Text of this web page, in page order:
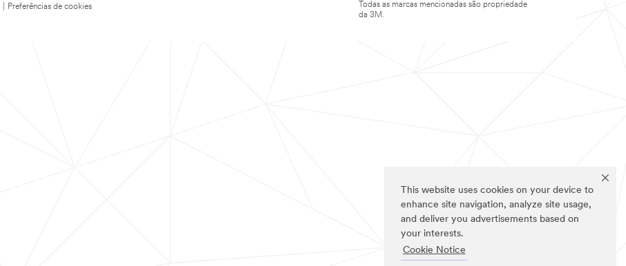
This website uses cookies on your device to
enhance site navigation, analyze site usage,
and deliver you advertisements based on
your interests.
Cookie Notice
Preferências de cookies
Todas as marcas mencionadas são propriedade
da 3M.